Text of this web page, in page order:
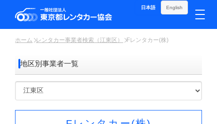
日本語 English
ホーム レンタカー事業者検索（江東区） Fレンタカー(株)
地区別事業者一覧